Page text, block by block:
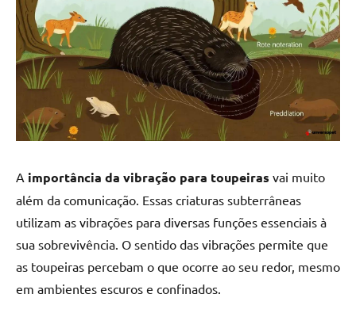
A importância da vibração para toupeiras vai muito
além da comunicação. Essas criaturas subterrâneas
utilizam as vibrações para diversas funções essenciais à
sua sobrevivência. O sentido das vibrações permite que
as toupeiras percebam o que ocorre ao seu redor, mesmo
em ambientes escuros e confinados.